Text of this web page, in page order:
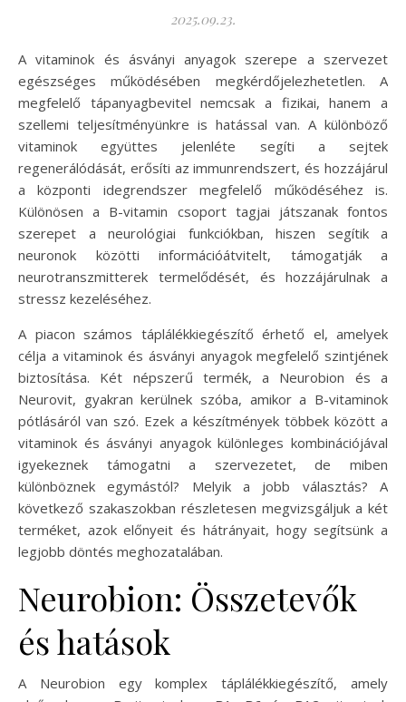
2025.09.23.
A vitaminok és ásványi anyagok szerepe a szervezet
egészséges működésében megkérdőjelezhetetlen. A
megfelelő tápanyagbevitel nemcsak a fizikai, hanem a
szellemi teljesítményünkre is hatással van. A különböző
vitaminok együttes jelenléte segíti a sejtek
regenerálódását, erősíti az immunrendszert, és hozzájárul
a központi idegrendszer megfelelő működéséhez is.
Különösen a B-vitamin csoport tagjai játszanak fontos
szerepet a neurológiai funkciókban, hiszen segítik a
neuronok közötti információátvitelt, támogatják a
neurotranszmitterek termelődését, és hozzájárulnak a
stressz kezeléséhez.
A piacon számos táplálékkiegészítő érhető el, amelyek
célja a vitaminok és ásványi anyagok megfelelő szintjének
biztosítása. Két népszerű termék, a Neurobion és a
Neurovit, gyakran kerülnek szóba, amikor a B-vitaminok
pótlásáról van szó. Ezek a készítmények többek között a
vitaminok és ásványi anyagok különleges kombinációjával
igyekeznek támogatni a szervezetet, de miben
különböznek egymástól? Melyik a jobb választás? A
következő szakaszokban részletesen megvizsgáljuk a két
terméket, azok előnyeit és hátrányait, hogy segítsünk a
legjobb döntés meghozatalában.
Neurobion: Összetevők
és hatások
A Neurobion egy komplex táplálékkiegészítő, amely